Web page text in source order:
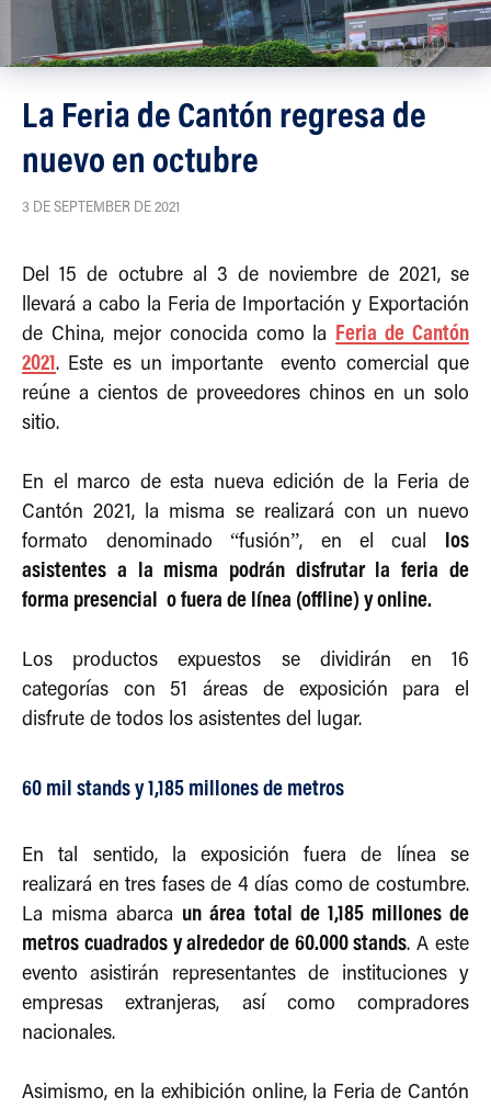
La Feria de Cantón regresa de
nuevo en octubre
3 DE SEPTEMBER DE 2021
Del 15 de octubre al 3 de noviembre de 2021, se
llevará a cabo la Feria de Importación y Exportación
de China, mejor conocida como la Feria de Cantón
2021. Este es un importante evento comercial que
reúne a cientos de proveedores chinos en un solo
sitio.
En el marco de esta nueva edición de la Feria de
Cantón 2021, la misma se realizará con un nuevo
formato denominado “fusión”, en el cual
los
asistentes a la misma podrán disfrutar la feria de
forma presencial o fuera de línea (offline) y online.
Los productos expuestos se dividirán en 16
categorías con 51 áreas de exposición para el
disfrute de todos los asistentes del lugar.
60 mil stands y 1,185 millones de metros
En tal sentido, la exposición fuera de línea se
realizará en tres fases de 4 días como de costumbre.
La misma abarca un área total de 1,185 millones de
metros cuadrados y alrededor de 60.000 stands. A este
evento asistirán representantes de instituciones y
empresas extranjeras, así como compradores
nacionales.
Asimismo, en la exhibición online, la Feria de Cantón